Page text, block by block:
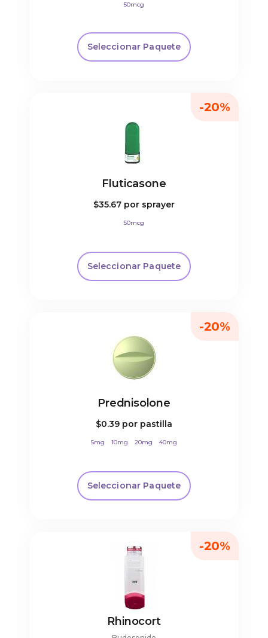
50mcg
Seleccionar Paquete
Fluticasone
$35.67 por sprayer
50mcg
Seleccionar Paquete
-20%
Prednisolone
$0.39 por pastilla
5mg 10mg 20mg 40mg
Seleccionar Paquete
-20%
Rhinocort
-20%